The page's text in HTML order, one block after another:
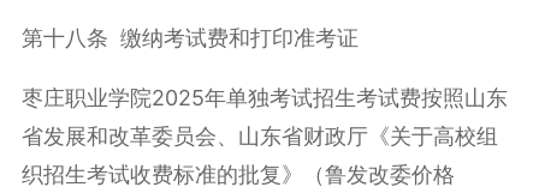
第十八条 缴纳考试费和打印准考证
枣庄职业学院2025年单独考试招生考试费按照山东
省发展和改革委员会、山东省财政厅《关于高校组
织招生考试收费标准的批复》（鲁发改委价格